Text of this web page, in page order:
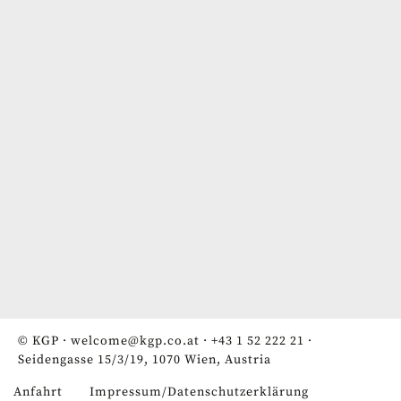
© KGP · welcome@kgp.co.at · +43 1 52 222 21 ·
Seidengasse 15/3/19, 1070 Wien, Austria
Anfahrt Impressum/Datenschutzerklärung